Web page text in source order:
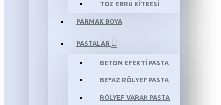
TOZ EBRU KİTRESİ
PARMAK BOYA
PASTALAR
BETON EFEKTİ PASTA
BEYAZ RÖLYEF PASTA
RÖLYEF VARAK PASTA